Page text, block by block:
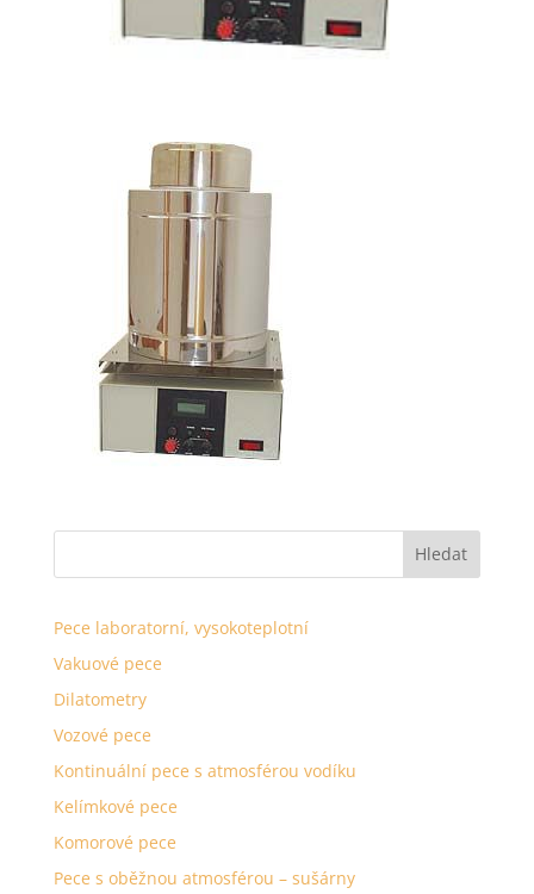
Pece laboratorní, vysokoteplotní
Vakuové pece
Dilatometry
Vozové pece
Kontinuální pece s atmosférou vodíku
Kelímkové pece
Komorové pece
Pece s oběžnou atmosférou – sušárny